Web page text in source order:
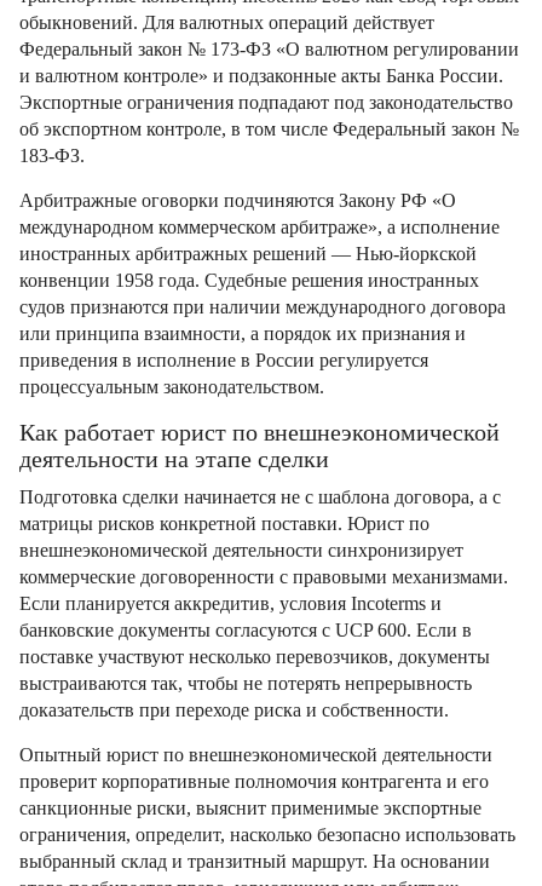
обыкновений. Для валютных операций действует
Федеральный закон № 173-ФЗ «О валютном регулировании
и валютном контроле» и подзаконные акты Банка России.
Экспортные ограничения подпадают под законодательство
об экспортном контроле, в том числе Федеральный закон №
183-ФЗ.
Арбитражные оговорки подчиняются Закону РФ «О
международном коммерческом арбитраже», а исполнение
иностранных арбитражных решений — Нью‑йоркской
конвенции 1958 года. Судебные решения иностранных
судов признаются при наличии международного договора
или принципа взаимности, а порядок их признания и
приведения в исполнение в России регулируется
процессуальным законодательством.
Как работает юрист по внешнеэкономической
деятельности на этапе сделки
Подготовка сделки начинается не с шаблона договора, а с
матрицы рисков конкретной поставки. Юрист по
внешнеэкономической деятельности синхронизирует
коммерческие договоренности с правовыми механизмами.
Если планируется аккредитив, условия Incoterms и
банковские документы согласуются с UCP 600. Если в
поставке участвуют несколько перевозчиков, документы
выстраиваются так, чтобы не потерять непрерывность
доказательств при переходе риска и собственности.
Опытный юрист по внешнеэкономической деятельности
проверит корпоративные полномочия контрагента и его
санкционные риски, выяснит применимые экспортные
ограничения, определит, насколько безопасно использовать
выбранный склад и транзитный маршрут. На основании